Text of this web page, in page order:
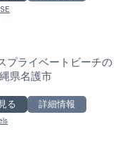
プライベートビーチの
県名護市
る 詳細情報